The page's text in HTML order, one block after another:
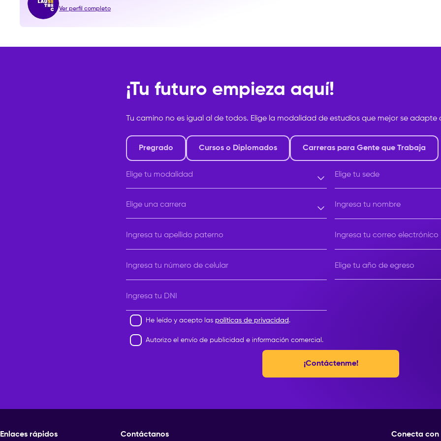
Ver perfil completo
¡Tu futuro empieza aquí!
Tu camino no es igual al de todos. Elige la modalidad de estudios que mejor se adapte
Pregrado Cursos o Diplomados Carreras para Gente que Trabaja
Elige tu modalidad Elige tu sede
Elige una carrera
Ingresa tu nombre
Ingresa tu apellido paterno Ingresa tu correo electrónico
Ingresa tu número de celular Elige tu año de egreso
Ingresa tu DNI
He leído y acepto las políticas de privacidad .
Autorizo el envío de publicidad e información comercial.
¡Contáctenme!
Enlaces rápidos Contáctanos Conecta con